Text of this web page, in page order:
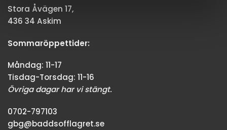
Stora Åvägen 17,
436 34 Askim
Sommaröppettider:
Måndag: 11-17
Tisdag-Torsdag: 11-16
Övriga dagar har vi stängt.
0702-797103
gbg@baddsofflagret.se